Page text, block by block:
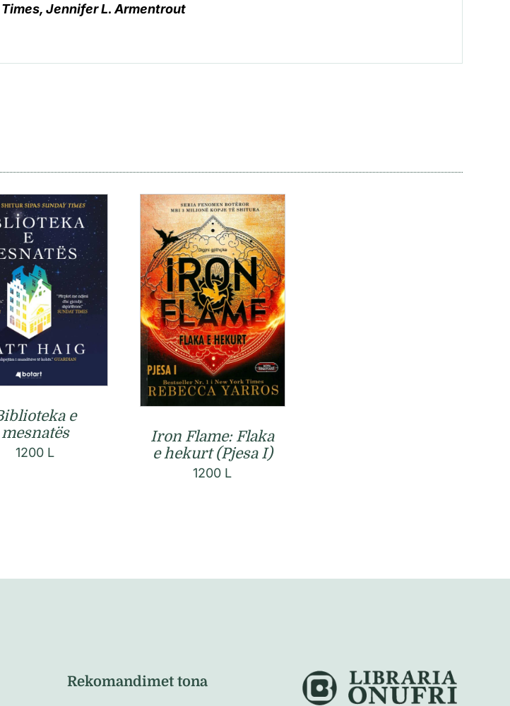
Jennifer L. Armentrout
e
mesnatës
1200 L
Iron Flame: Flaka
e hekurt (Pjesa I)
1200 L
Rekomandimet tona